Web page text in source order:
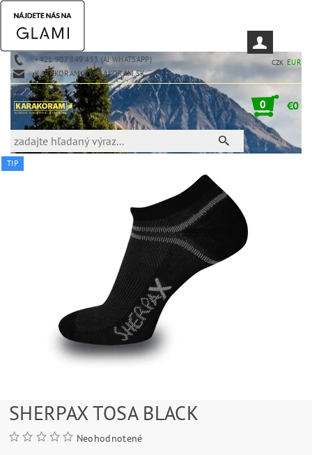
+421 907 849 453 (AJ WHATSAPP)
KARAKORAM@KARAKORAM.SK
CZK EUR
0 €0
TIP
SHERPAX TOSA BLACK
Neohodnotené